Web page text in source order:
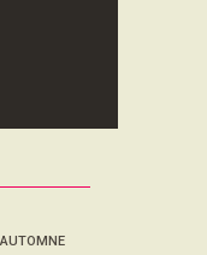
AUTOMNE